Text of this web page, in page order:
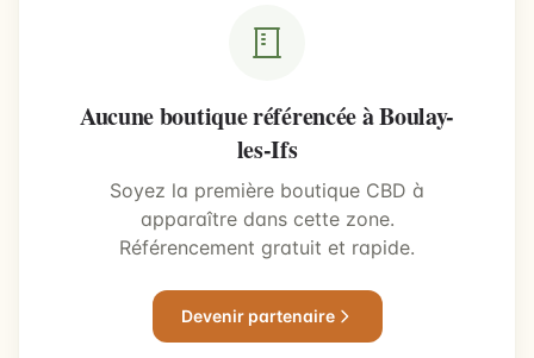
Aucune boutique référencée à Boulay-
les-Ifs
Soyez la première boutique CBD à
apparaître dans cette zone.
Référencement gratuit et rapide.
Devenir partenaire